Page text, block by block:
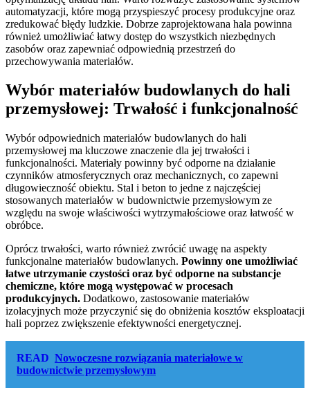
automatyzacji, które mogą przyspieszyć procesy produkcyjne oraz
zredukować błędy ludzkie. Dobrze zaprojektowana hala powinna
również umożliwiać łatwy dostęp do wszystkich niezbędnych
zasobów oraz zapewniać odpowiednią przestrzeń do
przechowywania materiałów.
Wybór materiałów budowlanych do hali
przemysłowej: Trwałość i funkcjonalność
Wybór odpowiednich materiałów budowlanych do hali
przemysłowej ma kluczowe znaczenie dla jej trwałości i
funkcjonalności. Materiały powinny być odporne na działanie
czynników atmosferycznych oraz mechanicznych, co zapewni
długowieczność obiektu. Stal i beton to jedne z najczęściej
stosowanych materiałów w budownictwie przemysłowym ze
względu na swoje właściwości wytrzymałościowe oraz łatwość w
obróbce.
Oprócz trwałości, warto również zwrócić uwagę na aspekty
funkcjonalne materiałów budowlanych. Powinny one umożliwiać
łatwe utrzymanie czystości oraz być odporne na substancje
chemiczne, które mogą występować w procesach
produkcyjnych. Dodatkowo, zastosowanie materiałów
izolacyjnych może przyczynić się do obniżenia kosztów eksploatacji
hali poprzez zwiększenie efektywności energetycznej.
READ Nowoczesne rozwiązania materiałowe w
budownictwie przemysłowym